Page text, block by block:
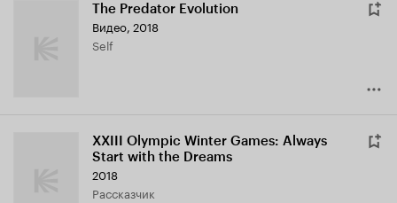
The Predator Evolution
Видео, 2018
Self
XXIII Olympic Winter Games: Always
Start with the Dreams
2018
рассказчик